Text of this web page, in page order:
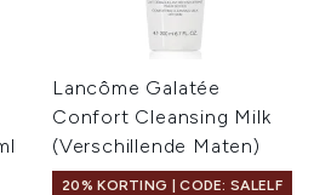
Lancôme Galatée
Confort Cleansing Milk
(Verschillende Maten)
20% KORTING | CODE: SALELF